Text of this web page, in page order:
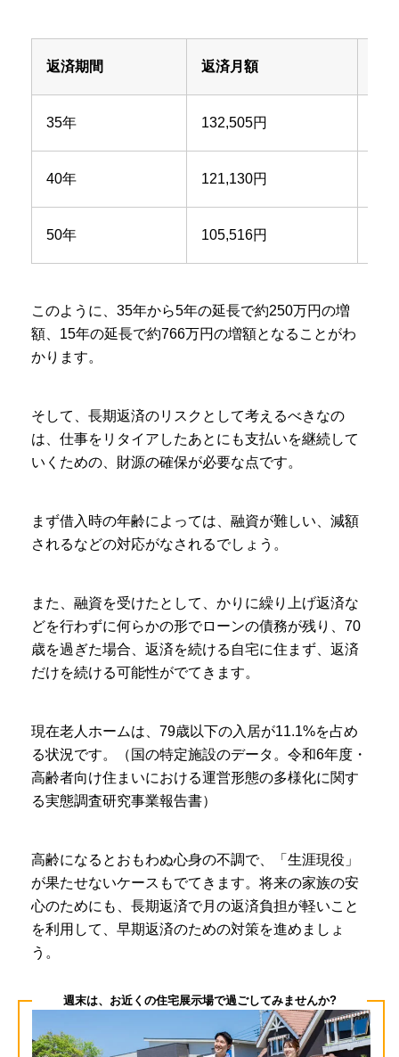
返済期間 返済月額
35年 132,505円
40年 121,130円
50年 105,516円
このように、35年から5年の延長で約250万円の増
額、15年の延長で約766万円の増額となることがわ
かります。
そして、長期返済のリスクとして考えるべきなの
は、仕事をリタイアしたあとにも支払いを継続して
いくための、財源の確保が必要な点です。
まず借入時の年齢によっては、融資が難しい、減額
されるなどの対応がなされるでしょう。
また、融資を受けたとして、かりに繰り上げ返済な
どを行わずに何らかの形でローンの債務が残り、70
歳を過ぎた場合、返済を続ける自宅に住まず、返済
だけを続ける可能性がでてきます。
現在老人ホームは、79歳以下の入居が11.1%を占め
る状況です。（国の特定施設のデータ。令和6年度・
高齢者向け住まいにおける運営形態の多様化に関す
る実態調査研究事業報告書）
高齢になるとおもわぬ心身の不調で、「生涯現役」
が果たせないケースもでてきます。将来の家族の安
心のためにも、長期返済で月の返済負担が軽いこと
を利用して、早期返済のための対策を進めましょ
う。
週末は、お近くの住宅展示場で過ごしてみませんか?